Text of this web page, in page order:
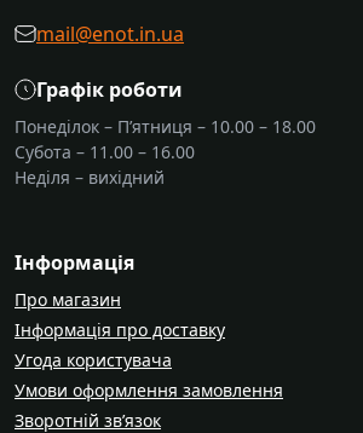
mail@enot.in.ua
Графік роботи
Понеділок – П’ятниця – 10.00 – 18.00
Субота – 11.00 – 16.00
Неділя – вихідний
Інформація
Про магазин
Інформація про доставку
Угода користувача
Умови оформлення замовлення
Зворотній зв’язок